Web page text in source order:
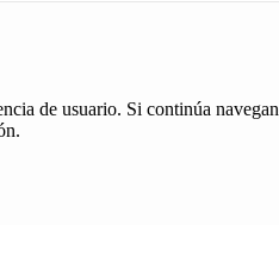
de usuario. Si continúa